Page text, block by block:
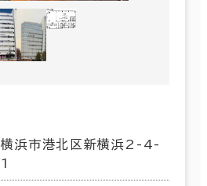
横浜市港北区新横浜2-4-
1